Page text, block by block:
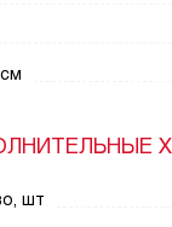
шт